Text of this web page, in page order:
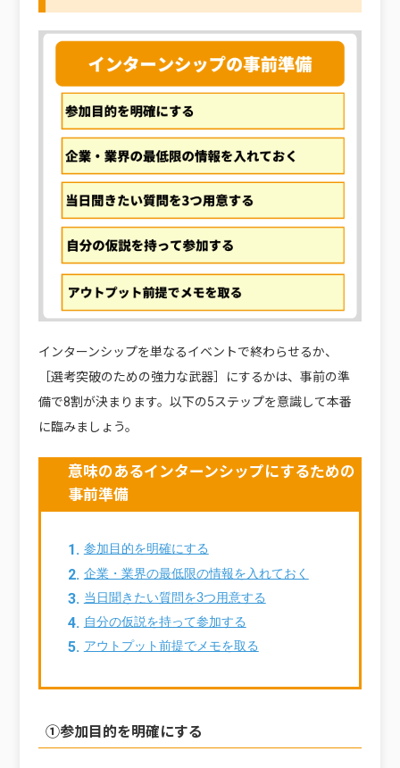
インターンシップを単なるイベントで終わらせるか、
［選考突破のための強力な武器］にするかは、事前の準
備で8割が決まります。以下の5ステップを意識して本番
に臨みましょう。
意味のあるインターンシップにするための
事前準備
参加目的を明確にする
企業・業界の最低限の情報を入れておく
当日聞きたい質問を3つ用意する
自分の仮説を持って参加する
アウトプット前提でメモを取る
①参加目的を明確にする